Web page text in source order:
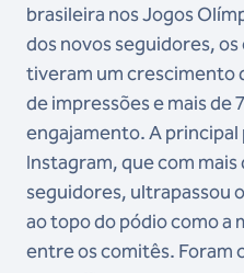
brasileira nos Jogos
dos novos seguidores, os
tiveram um crescimento
de impressões e mais de
engajamento. A
Instagram, que com mais
seguidores, ultrapassou
ao topo do pódio como a
entre os comitês. Foram